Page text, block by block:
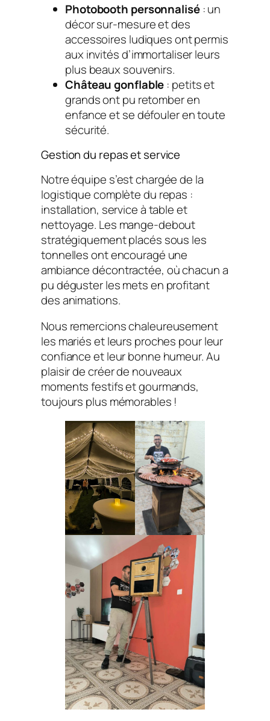
Photobooth personnalisé: un
décor sur-mesure et des
accessoires ludiques ont permis
aux invités d’immortaliser leurs
plus beaux souvenirs.
Château gonflable : petits et
grands ont pu retomber en
enfance et se défouler en toute
sécurité.
Gestion du repas et service
Notre équipe s’est chargée de la
logistique complète du repas :
installation, service à table et
nettoyage. Les mange-debout
stratégiquement placés sous les
tonnelles ont encouragé une
ambiance décontractée, où chacun a
pu déguster les mets en profitant
des animations.
Nous remercions chaleureusement
les mariés et leurs proches pour leur
confiance et leur bonne humeur. Au
plaisir de créer de nouveaux
moments festifs et gourmands,
toujours plus mémorables !